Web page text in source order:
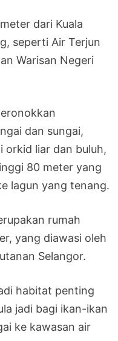
dari Kuala
seperti Air Terjun
Warisan Negeri
dan sungai,
orkid liar dan buluh,
80 meter yang
lagun yang tenang.
rumah
yang diawasi oleh
Selangor.
habitat penting
jadi bagi ikan-ikan
ke kawasan air